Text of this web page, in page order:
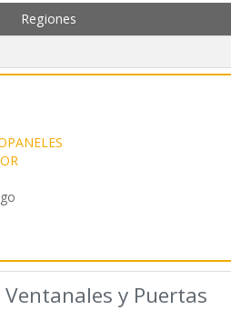
Regiones
y Puertas